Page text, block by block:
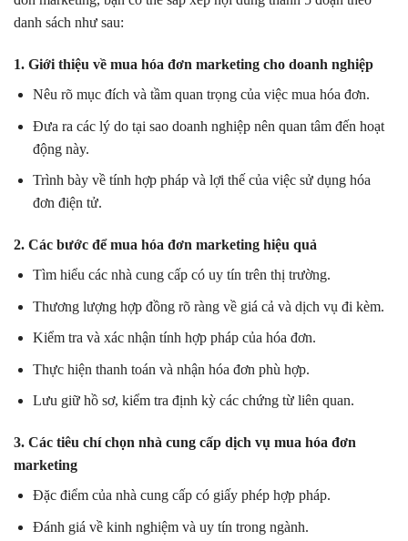
danh sách như sau:
1. Giới thiệu về mua hóa đơn marketing cho doanh nghiệp
Nêu rõ mục đích và tầm quan trọng của việc mua hóa đơn.
Đưa ra các lý do tại sao doanh nghiệp nên quan tâm đến hoạt
động này.
Trình bày về tính hợp pháp và lợi thế của việc sử dụng hóa
đơn điện tử.
2. Các bước để mua hóa đơn marketing hiệu quả
Tìm hiểu các nhà cung cấp có uy tín trên thị trường.
Thương lượng hợp đồng rõ ràng về giá cả và dịch vụ đi kèm.
Kiểm tra và xác nhận tính hợp pháp của hóa đơn.
Thực hiện thanh toán và nhận hóa đơn phù hợp.
Lưu giữ hồ sơ, kiểm tra định kỳ các chứng từ liên quan.
3. Các tiêu chí chọn nhà cung cấp dịch vụ mua hóa đơn
marketing
Đặc điểm của nhà cung cấp có giấy phép hợp pháp.
Đánh giá về kinh nghiệm và uy tín trong ngành.